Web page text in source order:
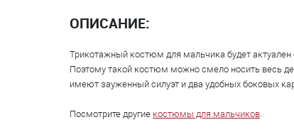
ОПИСАНИЕ:
Трикотажный костюм для мальчика будет актуален
Поэтому такой костюм можно смело носить весь
имеют зауженный силуэт и два удобных боковых
Посмотрите другие костюмы для мальчиков.